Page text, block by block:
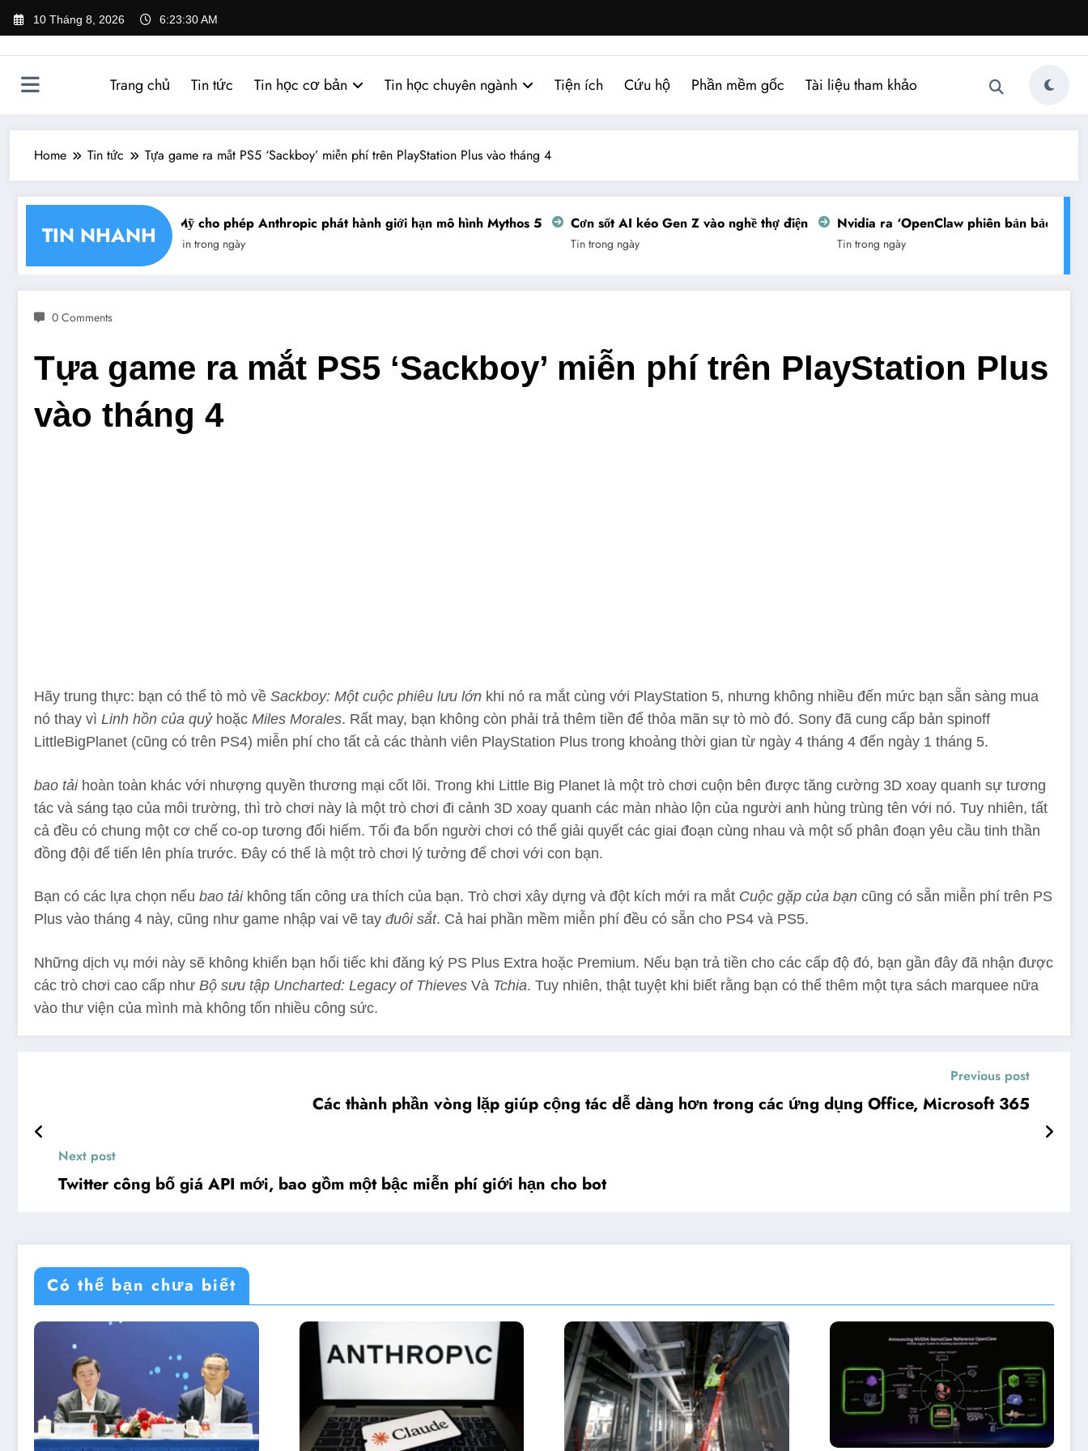
10 Tháng 8, 2026 6:23:30 AM
Trang chủ Tin tức Tin học cơ bản Tin học chuyên ngành Tiện ích Cứu hộ Phần mềm gốc Tài liệu tham khảo
Home Tin tức Tựa game ra mắt PS5 ‘Sackboy’ miễn phí trên PlayStation Plus vào tháng 4
TIN NHANH
nhận chéo chữ ký số Mỹ cho phép Anthropic phát hành giới hạn mô hình Mythos 5
Tin trong ngày
Cơn sốt AI kéo Gen Z vào nghề thợ điện
Tin trong ngày
Nvidia ra ‘OpenClaw phiên bản bảo mật’
Tin trong ngày
0 Comments
Tựa game ra mắt PS5 ‘Sackboy’ miễn phí trên PlayStation Plus
vào tháng 4
Hãy trung thực: bạn có thể tò mò về Sackboy: Một cuộc phiêu lưu lớn khi nó ra mắt cùng với PlayStation 5, nhưng không nhiều đến mức bạn sẵn sàng mua
nó thay vì Linh hồn của quỷhoặc Miles Morales. Rất may, bạn không còn phải trả thêm tiền để thỏa mãn sự tò mò đó. Sony đã cung cấp bản spinoff
LittleBigPlanet (cũng có trên PS4) miễn phí cho tất cả các thành viên PlayStation Plus trong khoảng thời gian từ ngày 4 tháng 4 đến ngày 1 tháng 5.
bao tảihoàn toàn khác với nhượng quyền thương mại cốt lõi. Trong khi Little Big Planet là một trò chơi cuộn bên được tăng cường 3D xoay quanh sự tương
tác và sáng tạo của môi trường, thì trò chơi này là một trò chơi đi cảnh 3D xoay quanh các màn nhào lộn của người anh hùng trùng tên với nó. Tuy nhiên, tất
cả đều có chung một cơ chế co-op tương đối hiếm. Tối đa bốn người chơi có thể giải quyết các giai đoạn cùng nhau và một số phân đoạn yêu cầu tinh thần
đồng đội để tiến lên phía trước. Đây có thể là một trò chơi lý tưởng để chơi với con bạn.
Bạn có các lựa chọn nếu bao tảikhông tấn công ưa thích của bạn. Trò chơi xây dựng và đột kích mới ra mắt Cuộc gặp của bạn cũng có sẵn miễn phí trên PS
Plus vào tháng 4 này, cũng như game nhập vai vẽ tay đuôi sắt. Cả hai phần mềm miễn phí đều có sẵn cho PS4 và PS5.
Những dịch vụ mới này sẽ không khiến bạn hối tiếc khi đăng ký PS Plus Extra hoặc Premium. Nếu bạn trả tiền cho các cấp độ đó, bạn gần đây đã nhận được
các trò chơi cao cấp như Bộ sưu tập Uncharted: Legacy of Thieves Và Tchia. Tuy nhiên, thật tuyệt khi biết rằng bạn có thể thêm một tựa sách marquee nữa
vào thư viện của mình mà không tốn nhiều công sức.
Previous post
Các thành phần vòng lặp giúp cộng tác dễ dàng hơn trong các ứng dụng Office, Microsoft 365
Next post
Twitter công bố giá API mới, bao gồm một bậc miễn phí giới hạn cho bot
Có thể bạn chưa biết